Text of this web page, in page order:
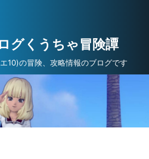
グくうちゃ冒険譚
10)の冒険、攻略情報のブログです